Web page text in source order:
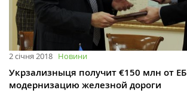
2 січня 2018 Новини
Укрзализныця получит €150 млн от
модернизацию железной дороги